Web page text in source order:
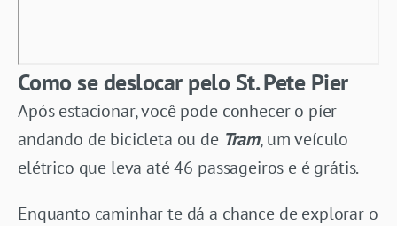
Como se deslocar pelo St. Pete Pier
Após estacionar, você pode conhecer o píer
andando de bicicleta ou de Tram, um veículo
elétrico que leva até 46 passageiros e é grátis.
Enquanto caminhar te dá a chance de explorar o